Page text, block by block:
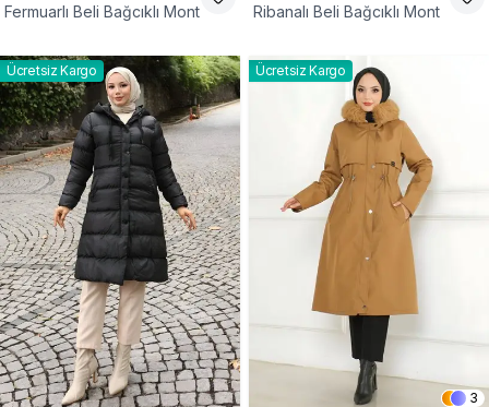
Fermuarlı Beli Bağcıklı Mont
Ribanalı Beli Bağcıklı Mont
Ücretsiz Kargo Ücretsiz Kargo
3